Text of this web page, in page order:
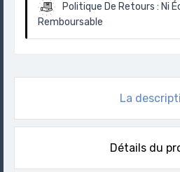
Politique De Retours : Ni
Remboursable
La
Détails du